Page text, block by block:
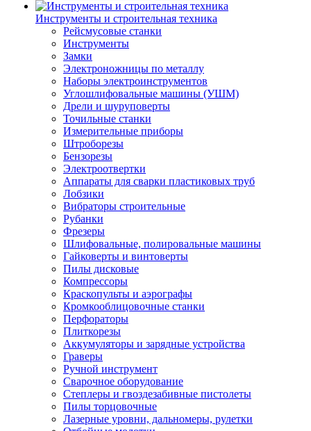
Инструменты и строительная техника
Рейсмусовые станки
Инструменты
Замки
Электроножницы по металлу
Наборы электроинструментов
Углошлифовальные машины (УШМ)
Дрели и шуруповерты
Точильные станки
Измерительные приборы
Штроборезы
Бензорезы
Электроотвертки
Аппараты для сварки пластиковых труб
Лобзики
Вибраторы строительные
Рубанки
Фрезеры
Шлифовальные, полировальные машины
Гайковерты и винтоверты
Пилы дисковые
Компрессоры
Краскопульты и аэрографы
Кромкооблицовочные станки
Перфораторы
Плиткорезы
Аккумуляторы и зарядные устройства
Граверы
Ручной инструмент
Сварочное оборудование
Степлеры и гвоздезабивные пистолеты
Пилы торцовочные
Лазерные уровни, дальномеры, рулетки